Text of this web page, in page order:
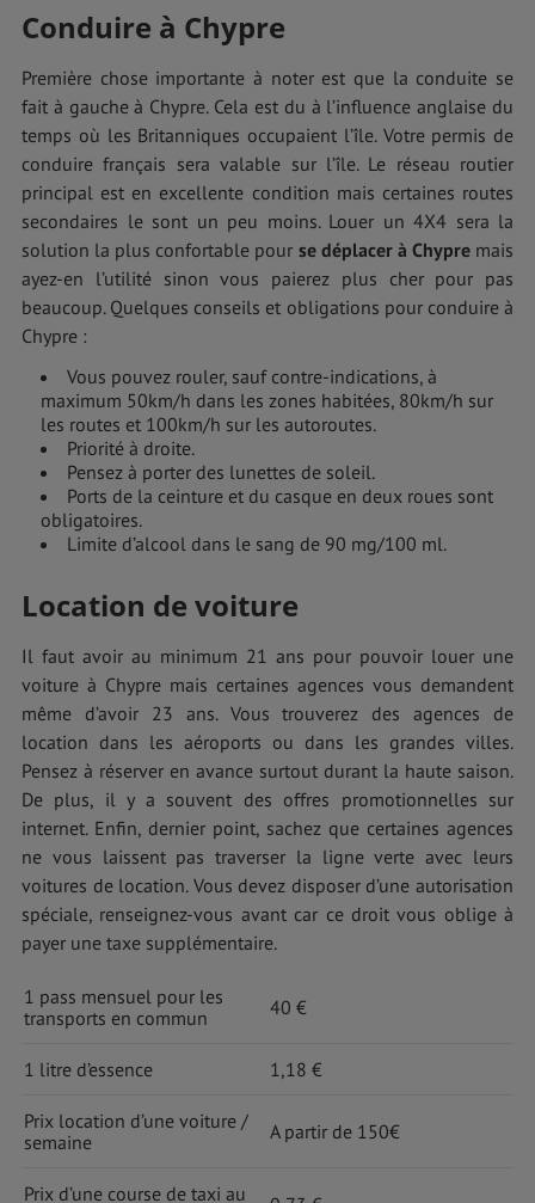
Conduire à Chypre
Première chose importante à noter est que la conduite se
fait à gauche à Chypre. Cela est du à l’influence anglaise du
temps où les Britanniques occupaient l’île. Votre permis de
conduire français sera valable sur l’île. Le réseau routier
principal est en excellente condition mais certaines routes
secondaires le sont un peu moins. Louer un 4X4 sera la
solution la plus confortable pour se déplacer à Chypremais
ayez-en l’utilité sinon vous paierez plus cher pour pas
beaucoup. Quelques conseils et obligations pour conduire à
Chypre :
Vous pouvez rouler, sauf contre-indications, à
maximum 50km/h dans les zones habitées, 80km/h sur
les routes et 100km/h sur les autoroutes.
Priorité à droite.
Pensez à porter des lunettes de soleil.
Ports de la ceinture et du casque en deux roues sont
obligatoires.
Limite d’alcool dans le sang de 90 mg/100 ml.
Location de voiture
Il faut avoir au minimum 21 ans pour pouvoir louer une
voiture à Chypre mais certaines agences vous demandent
même d’avoir 23 ans. Vous trouverez des agences de
location dans les aéroports ou dans les grandes villes.
Pensez à réserver en avance surtout durant la haute saison.
De plus, il y a souvent des offres promotionnelles sur
internet. Enfin, dernier point, sachez que certaines agences
ne vous laissent pas traverser la ligne verte avec leurs
voitures de location. Vous devez disposer d’une autorisation
spéciale, renseignez-vous avant car ce droit vous oblige à
payer une taxe supplémentaire.
1 pass mensuel pour les
transports en commun
40 €
1 litre d’essence 1,18 €
Prix location d’une voiture /
semaine
A partir de 150€
Prix d’une course de taxi au